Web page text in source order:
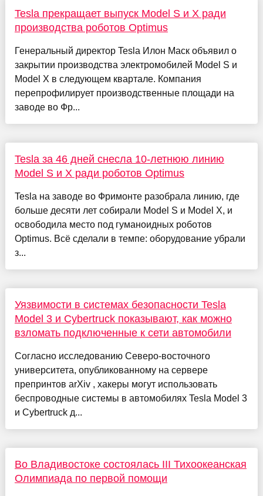
Tesla прекращает выпуск Model S и X ради
производства роботов Optimus
Генеральный директор Tesla Илон Маск объявил о
закрытии производства электромобилей Model S и
Model X в следующем квартале. Компания
перепрофилирует производственные площади на
заводе во Фр...
Tesla за 46 дней снесла 10-летнюю линию
Model S и X ради роботов Optimus
Tesla на заводе во Фримонте разобрала линию, где
больше десяти лет собирали Model S и Model X, и
освободила место под гуманоидных роботов
Optimus. Всё сделали в темпе: оборудование убрали
з...
Уязвимости в системах безопасности Tesla
Model 3 и Cybertruck показывают, как можно
взломать подключенные к сети автомобили
Согласно исследованию Северо-восточного
университета, опубликованному на сервере
препринтов arXiv , хакеры могут использовать
беспроводные системы в автомобилях Tesla Model 3
и Cybertruck д...
Во Владивостоке состоялась III Тихоокеанская
Олимпиада по первой помощи